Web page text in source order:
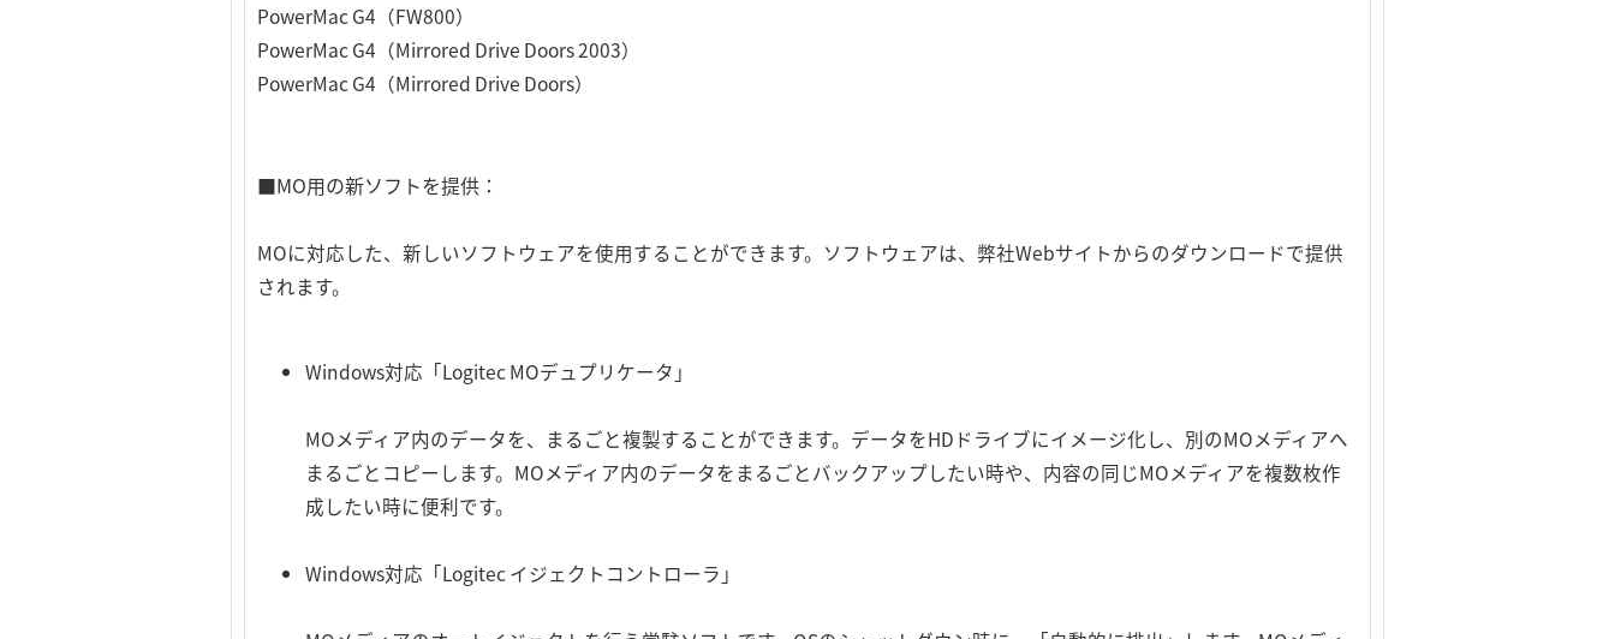
PowerMac G4（FW800）
PowerMac G4（Mirrored Drive Doors 2003）
PowerMac G4（Mirrored Drive Doors）
■MO用の新ソフトを提供：
MOに対応した、新しいソフトウェアを使用することができます。ソフトウェアは、弊社Webサイトからのダウンロードで提供
されます。
Windows対応「Logitec MOデュプリケータ」
MOメディア内のデータを、まるごと複製することができます。データをHDドライブにイメージ化し、別のMOメディアへ
まるごとコピーします。MOメディア内のデータをまるごとバックアップしたい時や、内容の同じMOメディアを複数枚作
成したい時に便利です。
Windows対応「Logitec イジェクトコントローラ」